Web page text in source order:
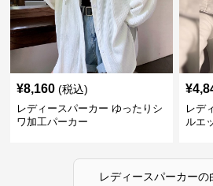
¥8,160 (税込)
レディースパーカー ゆったりシ
ワ加工パーカー
¥
レデ
ルエ
レディースパーカーの